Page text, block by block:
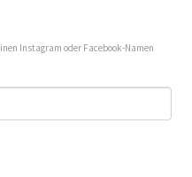
Instagram oder Facebook-Namen